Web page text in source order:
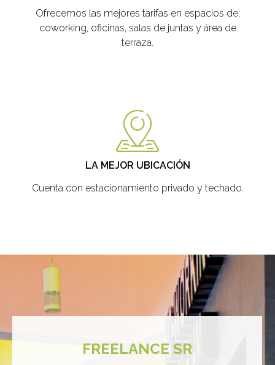
Ofrecemos las mejores tarifas en espacios de;
coworking, oficinas, salas de juntas y área de
terraza.
LA MEJOR UBICACIÓN
Cuenta con estacionamiento privado y techado.
FREELANCE SR